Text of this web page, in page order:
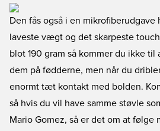
Den fås også i en mikrofiberudgave
laveste vægt og det skarpeste
blot 190 gram så kommer du ikke
dem på fødderne, men når du
enormt tæt kontakt med bolden.
så hvis du vil have samme støvle
Mario Gomez, så er det om at følge